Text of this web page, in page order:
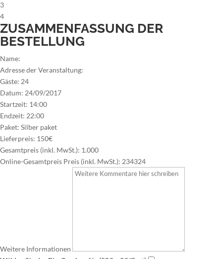
3
4
ZUSAMMENFASSUNG DER
BESTELLUNG
Name:
Adresse der Veranstaltung:
Gäste: 24
Datum: 24/09/2017
Startzeit: 14:00
Endzeit: 22:00
Paket: Silber paket
Lieferpreis: 150€
Gesamtpreis (inkl. MwSt.): 1.000
Online-Gesamtpreis Preis (inkl. MwSt.): 234324
Weitere Informationen